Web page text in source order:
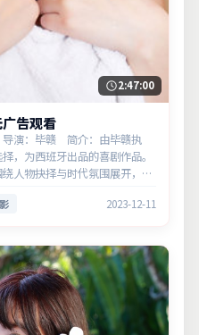
2:47:00
告观看
演：毕赣 简介：由毕赣执
，为西班牙出品的喜剧作品。
人物抉择与时代氛围展开，节
2023-12-11